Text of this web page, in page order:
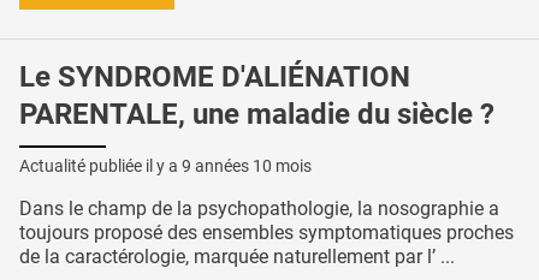
Le SYNDROME D'ALIÉNATION
PARENTALE, une maladie du siècle ?
Actualité publiée il y a 9 années 10 mois
Dans le champ de la psychopathologie, la nosographie a
toujours proposé des ensembles symptomatiques proches
de la caractérologie, marquée naturellement par l’ ...